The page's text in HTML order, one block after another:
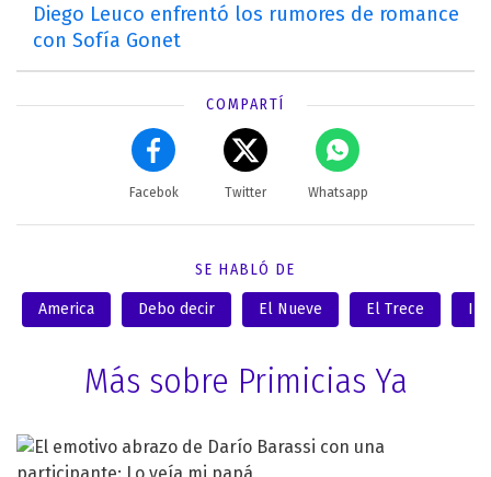
Diego Leuco enfrentó los rumores de romance
con Sofía Gonet
COMPARTÍ
Facebok Twitter Whatsapp
SE HABLÓ DE
America Debo decir El Nueve El Trece
Más sobre Primicias Ya